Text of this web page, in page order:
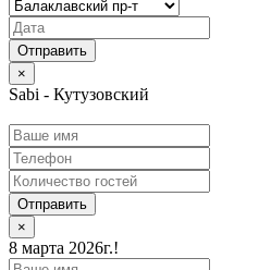
×
Sabi - Кутузовский
Отправить
×
8 марта 2026г.!